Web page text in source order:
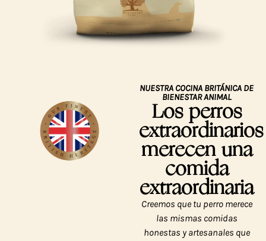
NUESTRA COCINA BRITÁNICA DE
BIENESTAR ANIMAL
Los perros
extraordinarios
merecen una
comida
extraordinaria
Creemos que tu perro merece
las mismas comidas
honestas y artesanales que